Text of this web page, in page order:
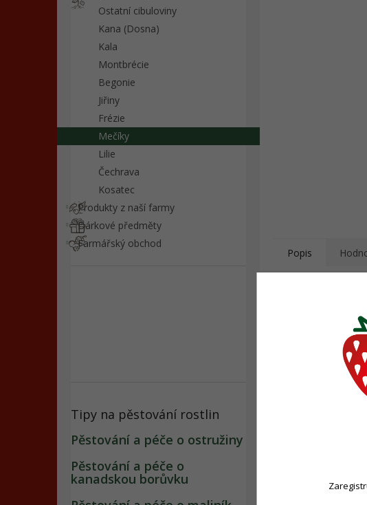
Ostatní cibuloviny
Kana (Dosna)
Kala
Montbrécie
Begonie
Jiřiny
Frézie
Mečíky
Lilie
Čechrava
Kosatec
Produkty z naší farmy
Dárkové předměty
Farmářský obchod
Tipy na pěstování rostlin
Pěstování a péče o ostružiny
Pěstování a péče o
kanadskou borůvku
Popis
Proč si vybrat
Jemně
Skvěle
Ideální